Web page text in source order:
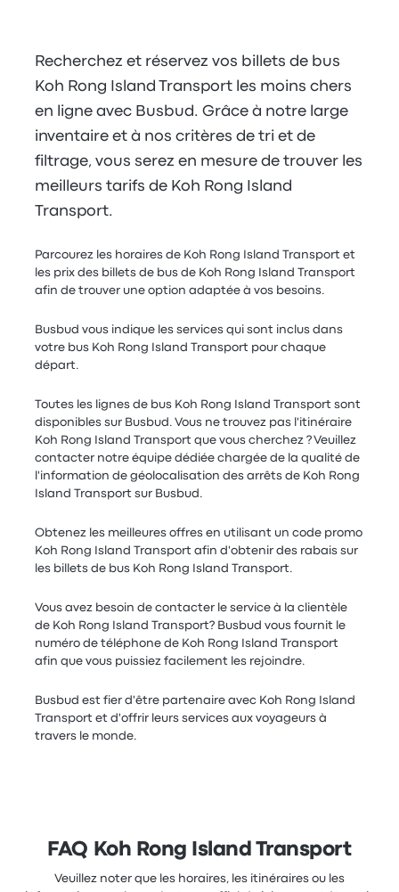
Recherchez et réservez vos billets de bus
Koh Rong Island Transport les moins chers
en ligne avec Busbud. Grâce à notre large
inventaire et à nos critères de tri et de
filtrage, vous serez en mesure de trouver les
meilleurs tarifs de Koh Rong Island
Transport.
Parcourez les horaires de Koh Rong Island Transport et
les prix des billets de bus de Koh Rong Island Transport
afin de trouver une option adaptée à vos besoins.
Busbud vous indique les services qui sont inclus dans
votre bus Koh Rong Island Transport pour chaque
départ.
Toutes les lignes de bus Koh Rong Island Transport sont
disponibles sur Busbud. Vous ne trouvez pas l'itinéraire
Koh Rong Island Transport que vous cherchez ? Veuillez
contacter notre équipe dédiée chargée de la qualité de
l'information de géolocalisation des arrêts de Koh Rong
Island Transport sur Busbud.
Obtenez les meilleures offres en utilisant un code promo
Koh Rong Island Transport afin d'obtenir des rabais sur
les billets de bus Koh Rong Island Transport.
Vous avez besoin de contacter le service à la clientèle
de Koh Rong Island Transport? Busbud vous fournit le
numéro de téléphone de Koh Rong Island Transport
afin que vous puissiez facilement les rejoindre.
Busbud est fier d'être partenaire avec Koh Rong Island
Transport et d'offrir leurs services aux voyageurs à
travers le monde.
FAQ Koh Rong Island Transport
Veuillez noter que les horaires, les itinéraires ou les